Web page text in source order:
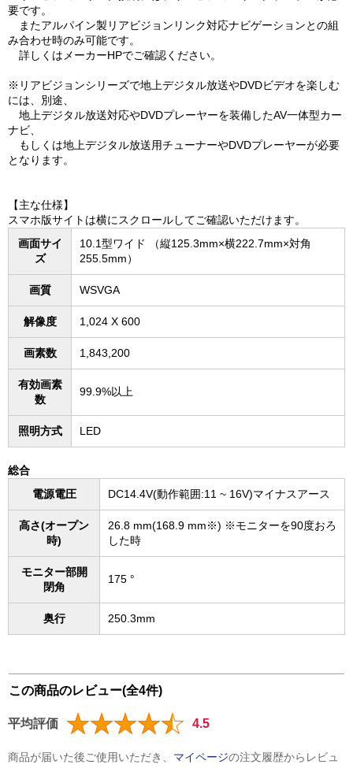
要です。
またアルパイン製リアビジョンリンク対応ナビゲーションとの組
み合わせ時のみ可能です。
詳しくはメーカーHPでご確認ください。
※リアビジョンシリーズで地上デジタル放送やDVDビデオを楽しむ
には、別途、
地上デジタル放送対応やDVDプレーヤーを装備したAV一体型カー
ナビ、
もしくは地上デジタル放送用チューナーやDVDプレーヤーが必要
となります。
【主な仕様】
スマホ版サイトは横にスクロールしてご確認いただけます。
画面サイ
ズ
10.1型ワイド （縦125.3mm×横222.7mm×対角
255.5mm）
画質 WSVGA
解像度 1,024 X 600
画素数 1,843,200
有効画素
数
99.9%以上
照明方式 LED
総合
電源電圧
DC14.4V(動作範囲:11 ~ 16V)マイナスアース
高さ(オープン
時)
26.8 mm(168.9 mm※) ※モニターを90度おろ
した時
モニター部開
閉角
175 °
奥行 250.3mm
この商品のレビュー(全4件)
平均評価 4.5
商品が届いた後ご使用いただき、 マイページの注文履歴からレビュ